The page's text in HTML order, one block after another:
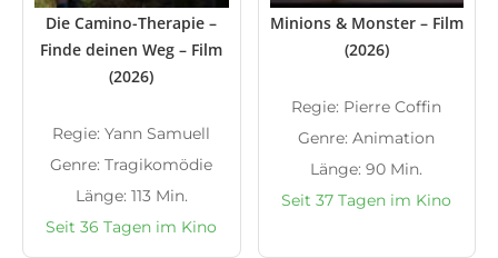
Die Camino-Therapie –
Finde deinen Weg – Film
(2026)
Regie: Yann Samuell
Genre: Tragikomödie
Länge: 113 Min.
Seit 36 Tagen im Kino
Minions & Monster – Film
(2026)
Regie: Pierre Coffin
Genre: Animation
Länge: 90 Min.
Seit 37 Tagen im Kino